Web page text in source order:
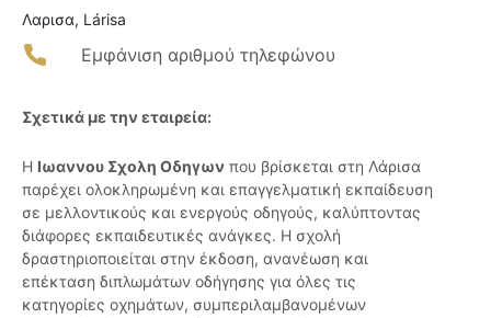
Λαρισα, Lárisa
Εμφάνιση αριθμού τηλεφώνου
Σχετικά με την εταιρεία:
Η Ιωαννου Σχολη Οδηγων που βρίσκεται στη Λάρισα
παρέχει ολοκληρωμένη και επαγγελματική εκπαίδευση
σε μελλοντικούς και ενεργούς οδηγούς, καλύπτοντας
διάφορες εκπαιδευτικές ανάγκες. Η σχολή
δραστηριοποιείται στην έκδοση, ανανέωση και
επέκταση διπλωμάτων οδήγησης για όλες τις
κατηγορίες οχημάτων, συμπεριλαμβανομένων